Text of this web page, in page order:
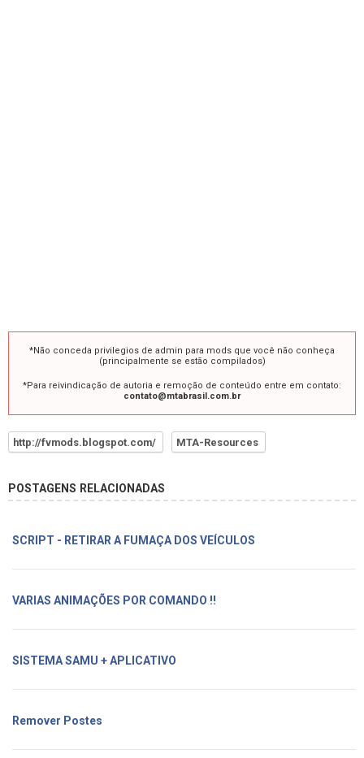
*Não conceda privilegios de admin para mods que você não conheça
(principalmente se estão compilados)
*Para reivindicação de autoria e remoção de conteúdo entre em contato:
contato@mtabrasil.com.br
http://fvmods.blogspot.com/ MTA-Resources
POSTAGENS RELACIONADAS
SCRIPT - RETIRAR A FUMAÇA DOS VEÍCULOS
VARIAS ANIMAÇÕES POR COMANDO !!
SISTEMA SAMU + APLICATIVO
Remover Postes